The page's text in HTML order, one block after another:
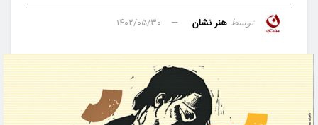
توسط هنر نشان ۱۴۰۲/۰۵/۳۰